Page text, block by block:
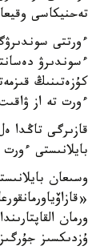
تەحنيكاسى
ءورتتى
ءسوندىرۋ
كۇزەتىنىڭ
ءورت تە از
قازىرگى تاڭدا
بايلانىستى
وسىعان
ورمان
ۇزدىكسىز